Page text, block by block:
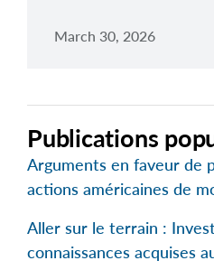
March 30, 2026
Publications
Arguments en faveur de
actions américaines de
Aller sur le terrain :
connaissances acquises